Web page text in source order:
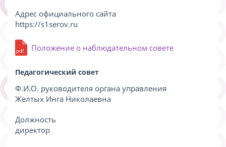
Адрес официального сайта
https://s1serov.ru
Положение о наблюдательном совете
Педагогический совет
Ф.И.О. руководителя органа управления
Желтых Инга Николаевна
Должность
директор